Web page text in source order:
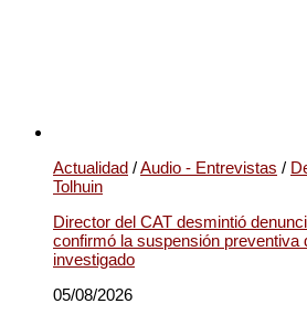
Actualidad /Audio - Entrevistas /
Tolhuin
Director del CAT desmintió
confirmó la suspensión preventiva
investigado
05/08/2026